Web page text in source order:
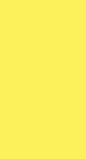
କ୍ଷେତ୍ରରେ
ସରକାରଙ୍କ ପକ୍ଷରୁ
ଚିଫ୍ ଷ୍ଟ୍ରାଟେଜିକ୍
ନୁହେଁ, ବରଂ ଓଡ଼ିଶାର
ଭିତ୍ତିଭୂମି,
ଲକ୍ଷ୍ୟ ହାସଲ
କରନ୍ ଆଦାନୀ
ଭଣ୍ଡାର ଓ ୫୦
କଞ୍ଚାମାଲ
ଓ ସ୍ଥାନୀୟ
ମୁଖ୍ୟ ସଚିବ ଅନୁ
ନେତୃବୃନ୍ଦ ହେସାମ୍
ଉପସ୍ଥିତ ଥିଲେ।